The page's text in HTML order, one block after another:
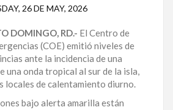
26 DE MAY, 2026
DOMINGO, RD.- El Centro de
(COE) emitió niveles de
ante la incidencia de una
una onda tropical al sur de la isla,
locales de calentamiento diurno.
bajo alerta amarilla están